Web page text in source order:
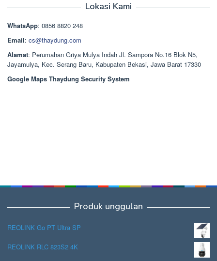
Rp1.378.000.
Lokasi Kami
WhatsApp: 0856 8820 248
Email: cs@thaydung.com
Alamat: Perumahan Griya Mulya Indah Jl. Sampora No.16 Blok N5,
Jayamulya, Kec. Serang Baru, Kabupaten Bekasi, Jawa Barat 17330
Google Maps Thaydung Security System
Produk unggulan
REOLINK Go PT Ultra SP
REOLINK RLC 823S2 4K